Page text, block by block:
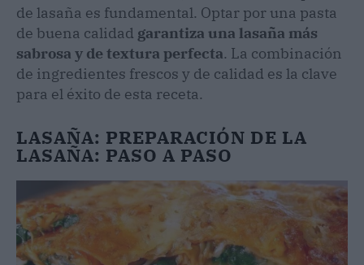
de lasaña es fundamental. Optar por una pasta
de buena calidad garantiza una lasaña más
sabrosa y de textura perfecta. La combinación
de ingredientes frescos y de calidad es la clave
para el éxito de esta receta.
LASAÑA: PREPARACIÓN DE LA
LASAÑA: PASO A PASO